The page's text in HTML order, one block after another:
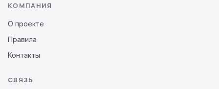
КОМПАНИЯ
О проекте
Правила
Контакты
СВЯЗЬ